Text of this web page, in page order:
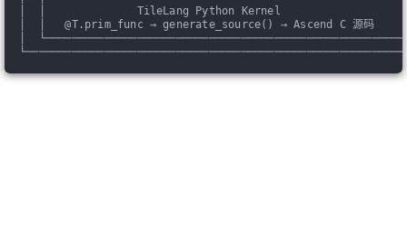
│  │              TileLang Python Kernel
│  │   @T.prim_func → generate_source() → Ascend C 源码
│